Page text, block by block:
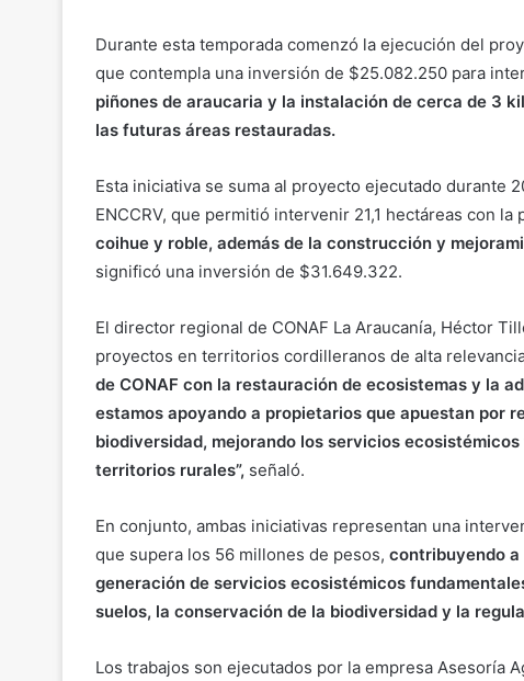
Durante esta temporada comenzó la ejecución del
que contempla una inversión de $25.082.250 para
piñones de araucaria y la instalación de cerca de 3
las futuras áreas restauradas.
Esta iniciativa se suma al proyecto ejecutado durante
ENCCRV, que permitió intervenir 21,1 hectáreas con la
coihue y roble, además de la construcción y
significó una inversión de $31.649.322.
El director regional de CONAF La Araucanía, Héctor
proyectos en territorios cordilleranos de alta
de CONAF con la restauración de ecosistemas y la
estamos apoyando a propietarios que apuestan por
biodiversidad, mejorando los servicios
territorios rurales”, señaló.
En conjunto, ambas iniciativas representan una
que supera los 56 millones de pesos, contribuyendo
generación de servicios ecosistémicos
suelos, la conservación de la biodiversidad y la
Los trabajos son ejecutados por la empresa Asesoría